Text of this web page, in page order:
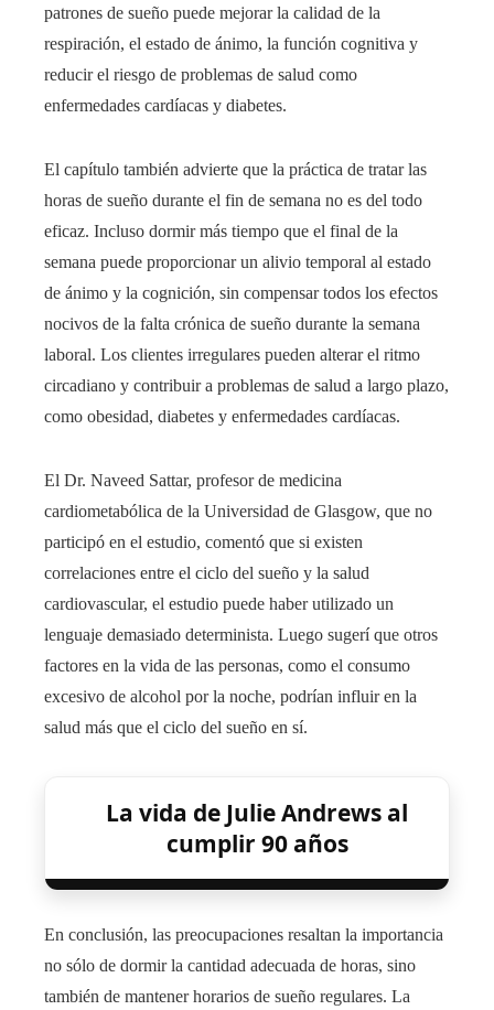
patrones de sueño puede mejorar la calidad de la
respiración, el estado de ánimo, la función cognitiva y
reducir el riesgo de problemas de salud como
enfermedades cardíacas y diabetes.
El capítulo también advierte que la práctica de tratar las
horas de sueño durante el fin de semana no es del todo
eficaz. Incluso dormir más tiempo que el final de la
semana puede proporcionar un alivio temporal al estado
de ánimo y la cognición, sin compensar todos los efectos
nocivos de la falta crónica de sueño durante la semana
laboral. Los clientes irregulares pueden alterar el ritmo
circadiano y contribuir a problemas de salud a largo plazo,
como obesidad, diabetes y enfermedades cardíacas.
El Dr. Naveed Sattar, profesor de medicina
cardiometabólica de la Universidad de Glasgow, que no
participó en el estudio, comentó que si existen
correlaciones entre el ciclo del sueño y la salud
cardiovascular, el estudio puede haber utilizado un
lenguaje demasiado determinista. Luego sugerí que otros
factores en la vida de las personas, como el consumo
excesivo de alcohol por la noche, podrían influir en la
salud más que el ciclo del sueño en sí.
La vida de Julie Andrews al
cumplir 90 años
En conclusión, las preocupaciones resaltan la importancia
no sólo de dormir la cantidad adecuada de horas, sino
también de mantener horarios de sueño regulares. La